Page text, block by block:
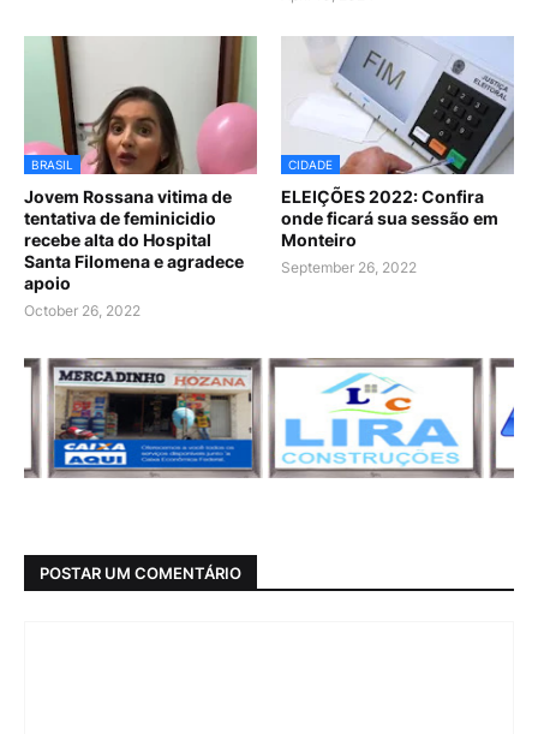
BRASIL
Jovem Rossana vitima de
tentativa de feminicidio
recebe alta do Hospital
Santa Filomena e agradece
apoio
October 26, 2022
CIDADE
ELEIÇÕES 2022: Confira
onde ficará sua sessão em
Monteiro
September 26, 2022
POSTAR UM COMENTÁRIO